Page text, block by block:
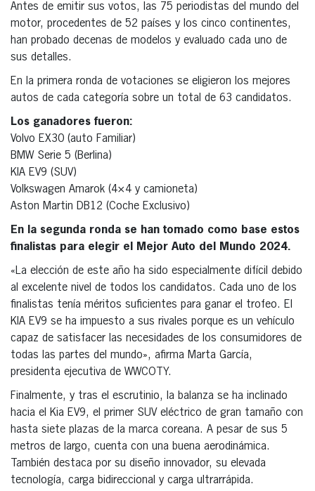
Antes de emitir sus votos, las 75 periodistas del mundo del
motor, procedentes de 52 países y los cinco continentes,
han probado decenas de modelos y evaluado cada uno de
sus detalles.
En la primera ronda de votaciones se eligieron los mejores
autos de cada categoría sobre un total de 63 candidatos.
Los ganadores fueron:
Volvo EX30 (auto Familiar)
BMW Serie 5 (Berlina)
KIA EV9 (SUV)
Volkswagen Amarok (4×4 y camioneta)
Aston Martin DB12 (Coche Exclusivo)
En la segunda ronda se han tomado como base estos
finalistas para elegir el Mejor Auto del Mundo 2024.
«La elección de este año ha sido especialmente difícil debido
al excelente nivel de todos los candidatos. Cada uno de los
finalistas tenía méritos suficientes para ganar el trofeo. El
KIA EV9 se ha impuesto a sus rivales porque es un vehículo
capaz de satisfacer las necesidades de los consumidores de
todas las partes del mundo», afirma Marta García,
presidenta ejecutiva de WWCOTY.
Finalmente, y tras el escrutinio, la balanza se ha inclinado
hacia el Kia EV9, el primer SUV eléctrico de gran tamaño con
hasta siete plazas de la marca coreana. A pesar de sus 5
metros de largo, cuenta con una buena aerodinámica.
También destaca por su diseño innovador, su elevada
tecnología, carga bidireccional y carga ultrarrápida.